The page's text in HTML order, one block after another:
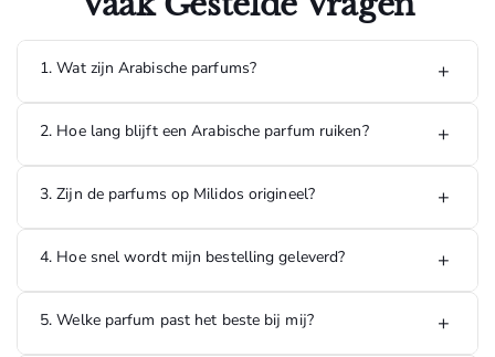
1. Wat zijn Arabische parfums? +
langdurige geuren. Ze bevatten vaak ingrediënten zoals
2. Hoe lang blijft een Arabische parfum ruiken? +
concentratie geurstoffen en kunnen 8 tot 24 uur of langer
3. Zijn de parfums op Milidos origineel? +
origineel en afkomstig van officiële leveranciers en erkende
4. Hoe snel wordt mijn bestelling geleverd? +
Bestellingen die op werkdagen worden geplaatst, worden
5. Welke parfum past het beste bij mij? +